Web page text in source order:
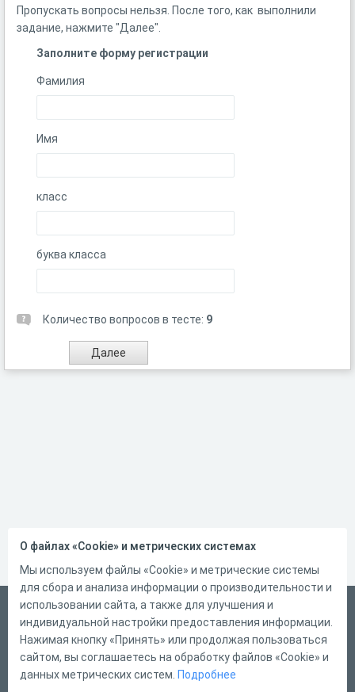
Пропускать вопросы нельзя. После того, как выполнили
задание, нажмите "Далее".
Заполните форму регистрации
Фамилия
Имя
класс
буква класса
Количество вопросов в тесте: 9
Русский
Справка
Форма обратной связи
О файлах «Cookie» и метрических системах
Мы используем файлы «Cookie» и метрические системы
для сбора и анализа информации о производительности и
использовании сайта, а также для улучшения и
индивидуальной настройки предоставления информации.
Нажимая кнопку «Принять» или продолжая пользоваться
сайтом, вы соглашаетесь на обработку файлов «Cookie» и
данных метрических систем. Подробнее